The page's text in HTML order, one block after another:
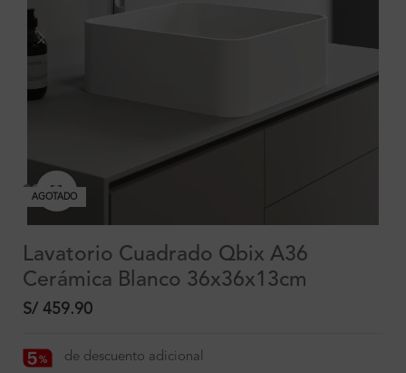
AGOTADO
Clic para ampliar
Lavatorio Cuadrado Qbix A36
Cerámica Blanco 36x36x13cm
S/ 459.90
de descuento adicional